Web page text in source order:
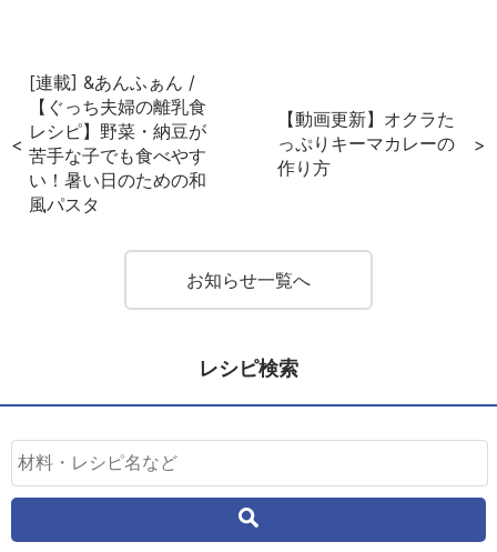
[連載] &あんふぁん /
【ぐっち夫婦の離乳食
レシピ】野菜・納豆が
苦手な子でも食べやす
い！暑い日のための和
風パスタ
【動画更新】オクラた
っぷりキーマカレーの
作り方
お知らせ一覧へ
レシピ検索